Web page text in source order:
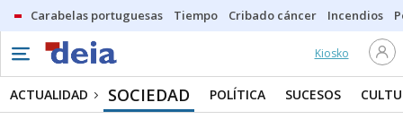
Carabelas portuguesas Tiempo Cribado cáncer Incendios
Kiosko
ACTUALIDAD SOCIEDAD POLÍTICA SUCESOS